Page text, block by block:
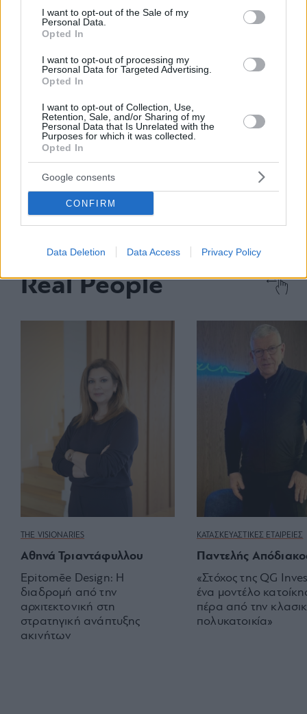
consent section.
I want to opt-out of the Sale of my
Personal Data.
Opted In
I want to opt-out of processing my
Personal Data for Targeted Advertising.
Opted In
I want to opt-out of Collection, Use,
Retention, Sale, and/or Sharing of my
Personal Data that Is Unrelated with the
Purposes for which it was collected.
Opted In
Google consents
CONFIRM
Data Deletion Data Access Privacy Policy
Ten Brinke: Επενδύει στη Γλυφάδα με
νέα premium projects που φέρνουν το
resort living στην πόλη
Διάβασέ το
Real People
THE VISIONARIES
Αθηνά Τριαντάφυλλου
Epitomēe Design: Η
διαδρομή από την
αρχιτεκτονική στη
στρατηγική ανάπτυξης
ακινήτων
ΚΑΤΑΣΚΕΥΑΣΤΙΚΕΣ ΕΤΑΙΡΕΙΕΣ
Παντελής
«Στόχος της QG
ένα μοντέλο
πέρα από την
πολυκατοικία»